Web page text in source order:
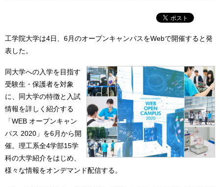
工学院大学は4日、6月のオープンキャンパスをWebで開催すると発
表した。
同大学への入学を目指す
受験生・保護者を対象
に、同大学の特徴と入試
情報を詳しく紹介する
「WEB オープンキャン
パス 2020」を6月から開
催。理工系全4学部15学
科の大学紹介をはじめ、
様々な情報をオンデマンド配信する。